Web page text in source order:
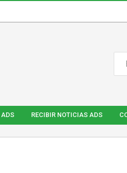
ADS RECIBIR NOTICIAS ADS